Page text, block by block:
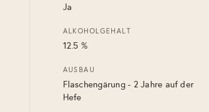
Ja
ALKOHOLGEHALT
12.5 %
AUSBAU
Flaschengärung - 2 Jahre auf der
Hefe